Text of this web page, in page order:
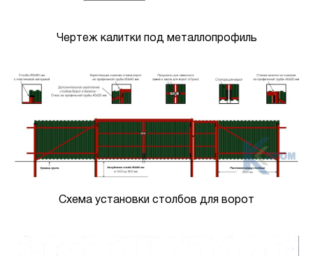
Чертеж калитки под металлопрофиль
Схема установки столбов для ворот